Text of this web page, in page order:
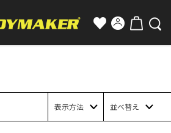
表示方法 並べ替え